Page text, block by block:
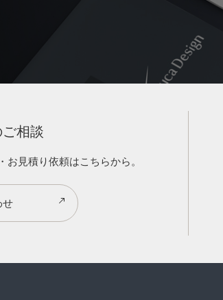
相談
見積り依頼はこちらから。
せ